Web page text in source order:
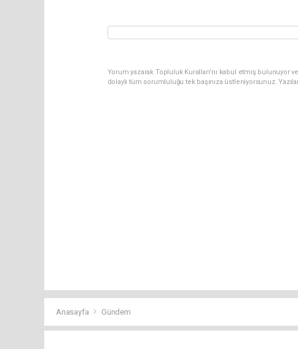
Yorum yazarak Topluluk Kuralları’nı kabul etmiş bulunuyor
dolaylı tüm sorumluluğu tek başınıza üstleniyorsunuz.
Anasayfa Gündem